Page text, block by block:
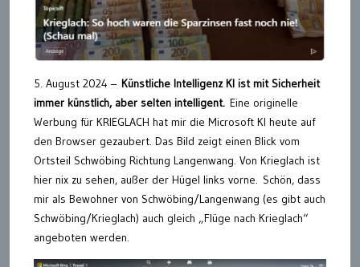
5. August 2024 – Künstliche Intelligenz KI ist mit Sicherheit
immer künstlich, aber selten intelligent. Eine originelle
Werbung für KRIEGLACH hat mir die Microsoft KI heute auf
den Browser gezaubert. Das Bild zeigt einen Blick vom
Ortsteil Schwöbing Richtung Langenwang. Von Krieglach ist
hier nix zu sehen, außer der Hügel links vorne. Schön, dass
mir als Bewohner von Schwöbing/Langenwang (es gibt auch
Schwöbing/Krieglach) auch gleich „Flüge nach Krieglach“
angeboten werden.